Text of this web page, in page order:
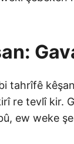
tahrîfê
re tevlî kir.
ew weke